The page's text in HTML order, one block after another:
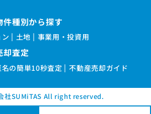
件種別から探す
土地 事業用・投資用
却査定
名の簡単10秒査定 不動産売却ガイド
社SUMiTAS All right reserved.